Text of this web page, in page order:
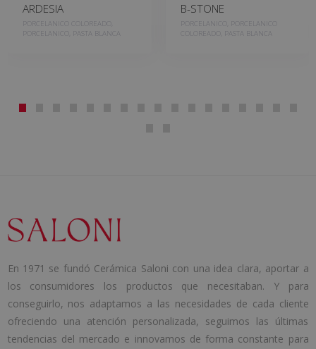
ARDESIA
PORCELANICO COLOREADO,
PORCELANICO, PASTA BLANCA
B-STONE
PORCELANICO, PORCELANICO
COLOREADO, PASTA BLANCA
En 1971 se fundó Cerámica Saloni con una idea clara, aportar a
los consumidores los productos que necesitaban. Y para
conseguirlo, nos adaptamos a las necesidades de cada cliente
ofreciendo una atención personalizada, seguimos las últimas
tendencias del mercado e innovamos de forma constante para